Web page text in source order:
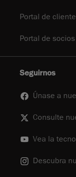
Portal de
Portal de socios
Seguirnos
Únase a
Consulte
Vea la
Descubra